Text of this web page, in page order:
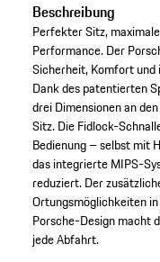
Beschreibung
Perfekter Sitz,
Performance. Der
Sicherheit, Komfort und
Dank des patentierten
drei Dimensionen an
Sitz. Die Fidlock-
Bedienung – selbst mit
das integrierte MIPS-
reduziert. Der
Ortungsmöglichkeiten
Porsche-Design macht
jede Abfahrt.